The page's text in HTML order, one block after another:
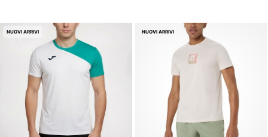
NUOVI ARRIVI NUOVI ARRIVI